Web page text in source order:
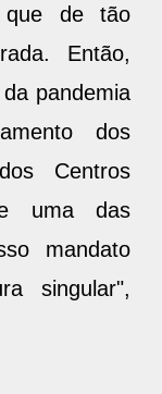
que de tão
Então,
pandemia
dos
Centros
uma das
mandato
singular",